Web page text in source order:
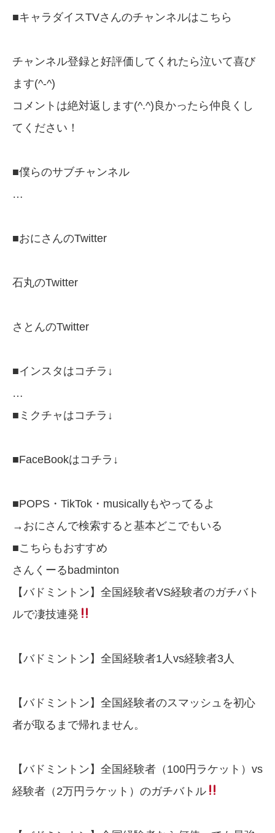
■キャラダイスTVさんのチャンネルはこちら
チャンネル登録と好評価してくれたら泣いて喜び
ます(^-^)
コメントは絶対返します(^.^)良かったら仲良くし
てください！
■僕らのサブチャンネル
…
■おにさんのTwitter
石丸のTwitter
さとんのTwitter
■インスタはコチラ↓
…
■ミクチャはコチラ↓
■FaceBookはコチラ↓
■POPS・TikTok・musicallyもやってるよ
→おにさんで検索すると基本どこでもいる
■こちらもおすすめ
さんくーるbadminton
【バドミントン】全国経験者VS経験者のガチバト
ルで凄技連発
【バドミントン】全国経験者1人vs経験者3人
【バドミントン】全国経験者のスマッシュを初心
者が取るまで帰れません。
【バドミントン】全国経験者（100円ラケット）vs
経験者（2万円ラケット）のガチバトル